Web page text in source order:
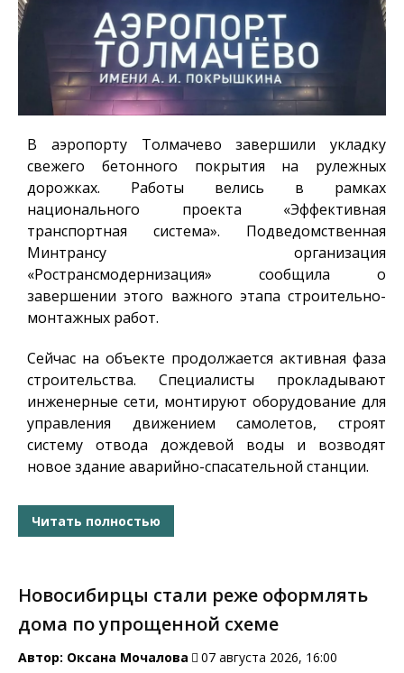
В аэропорту Толмачево завершили укладку
свежего бетонного покрытия на рулежных
дорожках. Работы велись в рамках
национального проекта «Эффективная
транспортная система». Подведомственная
Минтрансу организация
«Ространсмодернизация» сообщила о
завершении этого важного этапа строительно-
монтажных работ.
Сейчас на объекте продолжается активная фаза
строительства. Специалисты прокладывают
инженерные сети, монтируют оборудование для
управления движением самолетов, строят
систему отвода дождевой воды и возводят
новое здание аварийно-спасательной станции.
Читать полностью
Новосибирцы стали реже оформлять
дома по упрощенной схеме
Автор: Оксана Мочалова 07 августа 2026, 16:00